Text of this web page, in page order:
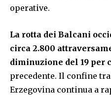
operative.
La rotta dei Balcani
circa 2.800
diminuzione del 19 per
precedente. Il confine
Erzegovina continua a